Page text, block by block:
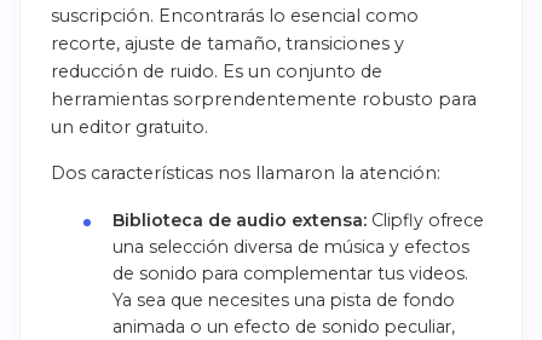
suscripción. Encontrarás lo esencial como
recorte, ajuste de tamaño, transiciones y
reducción de ruido. Es un conjunto de
herramientas sorprendentemente robusto para
un editor gratuito.
Dos características nos llamaron la atención:
Biblioteca de audio extensa:Clipfly ofrece
una selección diversa de música y efectos
de sonido para complementar tus videos.
Ya sea que necesites una pista de fondo
animada o un efecto de sonido peculiar,